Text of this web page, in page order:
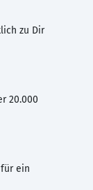
zu Dir
20.000
ein